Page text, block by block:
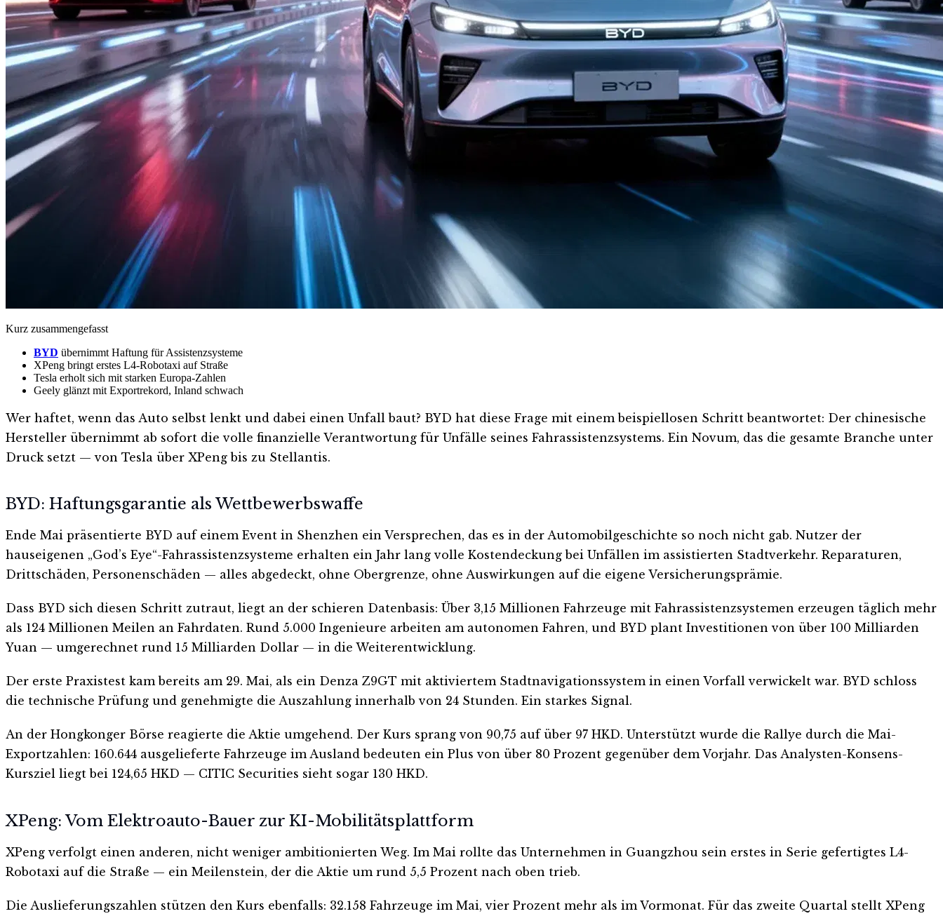
Kurz zusammengefasst
BYD übernimmt Haftung für Assistenzsysteme
XPeng bringt erstes L4-Robotaxi auf Straße
Tesla erholt sich mit starken Europa-Zahlen
Geely glänzt mit Exportrekord, Inland schwach
Wer haftet, wenn das Auto selbst lenkt und dabei einen Unfall baut? BYD hat diese Frage mit einem beispiellosen Schritt beantwortet: Der chinesische
Hersteller übernimmt ab sofort die volle finanzielle Verantwortung für Unfälle seines Fahrassistenzsystems. Ein Novum, das die gesamte Branche unter
Druck setzt — von Tesla über XPeng bis zu Stellantis.
BYD: Haftungsgarantie als Wettbewerbswaffe
Ende Mai präsentierte BYD auf einem Event in Shenzhen ein Versprechen, das es in der Automobilgeschichte so noch nicht gab. Nutzer der
hauseigenen „God’s Eye“-Fahrassistenzsysteme erhalten ein Jahr lang volle Kostendeckung bei Unfällen im assistierten Stadtverkehr. Reparaturen,
Drittschäden, Personenschäden — alles abgedeckt, ohne Obergrenze, ohne Auswirkungen auf die eigene Versicherungsprämie.
Dass BYD sich diesen Schritt zutraut, liegt an der schieren Datenbasis: Über 3,15 Millionen Fahrzeuge mit Fahrassistenzsystemen erzeugen täglich mehr
als 124 Millionen Meilen an Fahrdaten. Rund 5.000 Ingenieure arbeiten am autonomen Fahren, und BYD plant Investitionen von über 100 Milliarden
Yuan — umgerechnet rund 15 Milliarden Dollar — in die Weiterentwicklung.
Der erste Praxistest kam bereits am 29. Mai, als ein Denza Z9GT mit aktiviertem Stadtnavigationssystem in einen Vorfall verwickelt war. BYD schloss
die technische Prüfung und genehmigte die Auszahlung innerhalb von 24 Stunden. Ein starkes Signal.
An der Hongkonger Börse reagierte die Aktie umgehend. Der Kurs sprang von 90,75 auf über 97 HKD. Unterstützt wurde die Rallye durch die Mai-
Exportzahlen: 160.644 ausgelieferte Fahrzeuge im Ausland bedeuten ein Plus von über 80 Prozent gegenüber dem Vorjahr. Das Analysten-Konsens-
Kursziel liegt bei 124,65 HKD — CITIC Securities sieht sogar 130 HKD.
XPeng: Vom Elektroauto-Bauer zur KI-Mobilitätsplattform
XPeng verfolgt einen anderen, nicht weniger ambitionierten Weg. Im Mai rollte das Unternehmen in Guangzhou sein erstes in Serie gefertigtes L4-
Robotaxi auf die Straße — ein Meilenstein, der die Aktie um rund 5,5 Prozent nach oben trieb.
Die Auslieferungszahlen stützen den Kurs ebenfalls: 32.158 Fahrzeuge im Mai, vier Prozent mehr als im Vormonat. Für das zweite Quartal stellt XPeng